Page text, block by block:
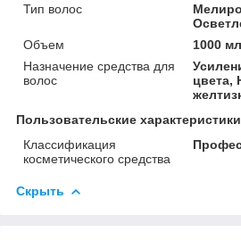
Тип волос
Объем
1000 мл
Назначение средства для
волос
цвета,
Пользовательские характеристики
Классификация
косметического средства
Скрыть